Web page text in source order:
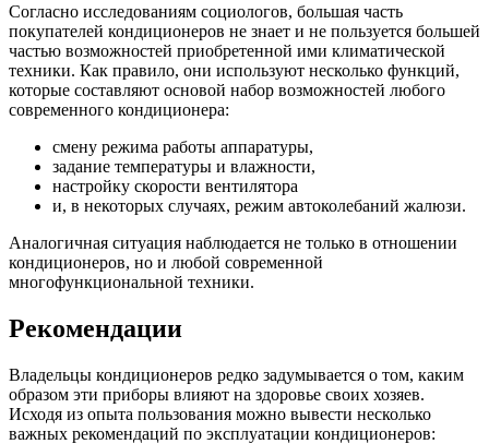
Согласно исследованиям социологов, большая часть
покупателей кондиционеров не знает и не пользуется большей
частью возможностей приобретенной ими климатической
техники. Как правило, они используют несколько функций,
которые составляют основой набор возможностей любого
современного кондиционера:
смену режима работы аппаратуры,
задание температуры и влажности,
настройку скорости вентилятора
и, в некоторых случаях, режим автоколебаний жалюзи.
Аналогичная ситуация наблюдается не только в отношении
кондиционеров, но и любой современной
многофункциональной техники.
Рекомендации
Владельцы кондиционеров редко задумывается о том, каким
образом эти приборы влияют на здоровье своих хозяев.
Исходя из опыта пользования можно вывести несколько
важных рекомендаций по эксплуатации кондиционеров: